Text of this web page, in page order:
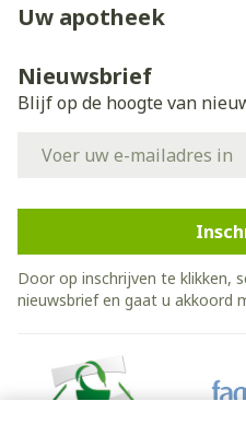
Uw apotheek
Nieuwsbrief
Blijf op de hoogte van
Door op inschrijven te klikken,
nieuwsbrief en gaat u akkoord